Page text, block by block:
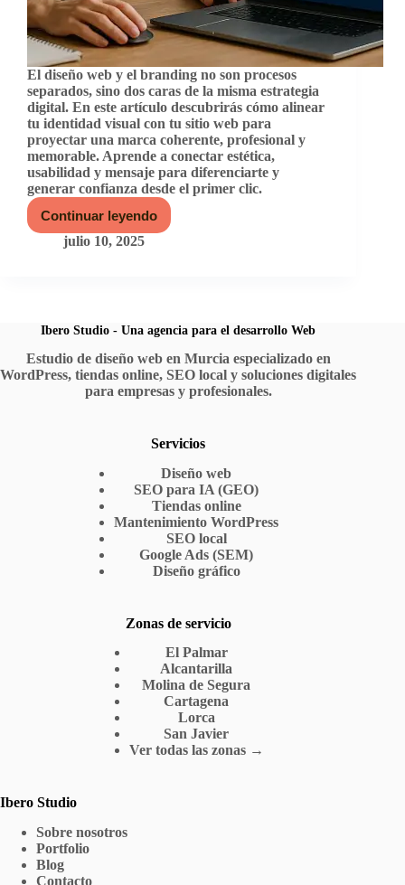
El diseño web y el branding no son procesos
separados, sino dos caras de la misma estrategia
digital. En este artículo descubrirás cómo alinear
tu identidad visual con tu sitio web para
proyectar una marca coherente, profesional y
memorable. Aprende a conectar estética,
usabilidad y mensaje para diferenciarte y
generar confianza desde el primer clic.
Continuar leyendo
Diseño
web
en
entorno
digital
julio 10, 2025
Ibero Studio - Una agencia para el desarrollo Web
Estudio de diseño web en Murcia especializado en
WordPress, tiendas online, SEO local y soluciones digitales
para empresas y profesionales.
Servicios
Diseño web
SEO para IA (GEO)
Tiendas online
Mantenimiento WordPress
SEO local
Google Ads (SEM)
Diseño gráfico
Zonas de servicio
El Palmar
Alcantarilla
Molina de Segura
Cartagena
Lorca
San Javier
Ver todas las zonas →
Ibero Studio
Sobre nosotros
Portfolio
Blog
Contacto